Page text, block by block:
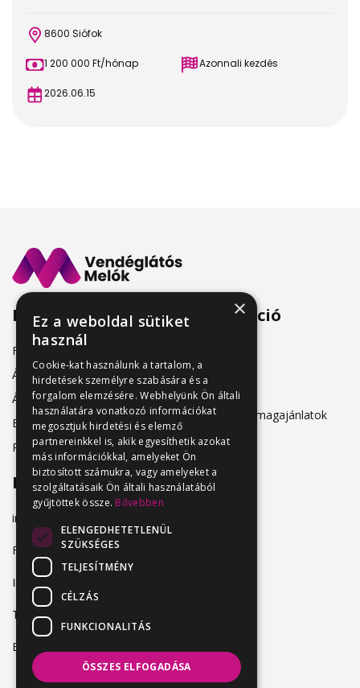
8600 Siófok
1 200 000 Ft/hónap Azonnali kezdés
2026.06.15
Menü
Friss állásajánlatok
Álláshirdetőknek
Álláskeresőknek
Belépés
Regisztráció
Információ
Adatkezelés
Hirdetési csomagajánlatok
Elérhetőség
info@vendeglatosmelok.hu
Facebook
Instagram
TikTok
Blog
×
Ez a weboldal sütiket
használ
Cookie-kat használunk a tartalom, a
hirdetések személyre szabására és a
forgalom elemzésére. Webhelyünk Ön általi
használatára vonatkozó információkat
megosztjuk hirdetési és elemző
partnereinkkel is, akik egyesíthetik azokat
más információkkal, amelyeket Ön
biztosított számukra, vagy amelyeket a
szolgáltatásaik Ön általi használatából
gyűjtöttek össze. Bővebben
ELENGEDHETETLENÜL
SZÜKSÉGES
TELJESÍTMÉNY
CÉLZÁS
FUNKCIONALITÁS
ÖSSZES ELFOGADÁSA